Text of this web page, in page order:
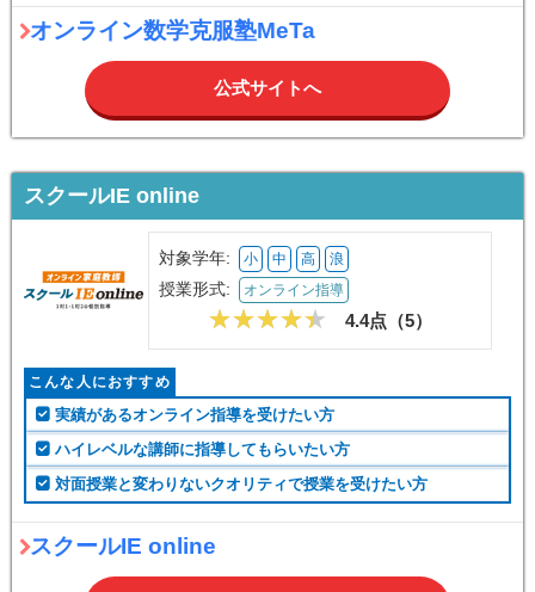
オンライン数学克服塾MeTa
公式サイトへ
スクールIE online
対象学年: 小 中 高 浪
授業形式: オンライン指導
4.4点（5）
こんな人におすすめ
実績があるオンライン指導を受けたい方
ハイレベルな講師に指導してもらいたい方
対面授業と変わりないクオリティで授業を受けたい方
スクールIE online